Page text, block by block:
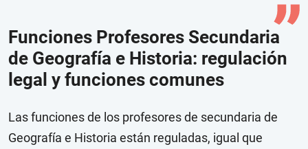
Funciones Profesores Secundaria
de Geografía e Historia: regulación
legal y funciones comunes
Las funciones de los profesores de secundaria de
Geografía e Historia están reguladas, igual que